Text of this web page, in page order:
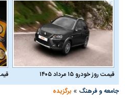
قیمت روز خودرو ۱۵ مرداد ۱۴۰۵
جامعه و فرهنگ »برگزیده